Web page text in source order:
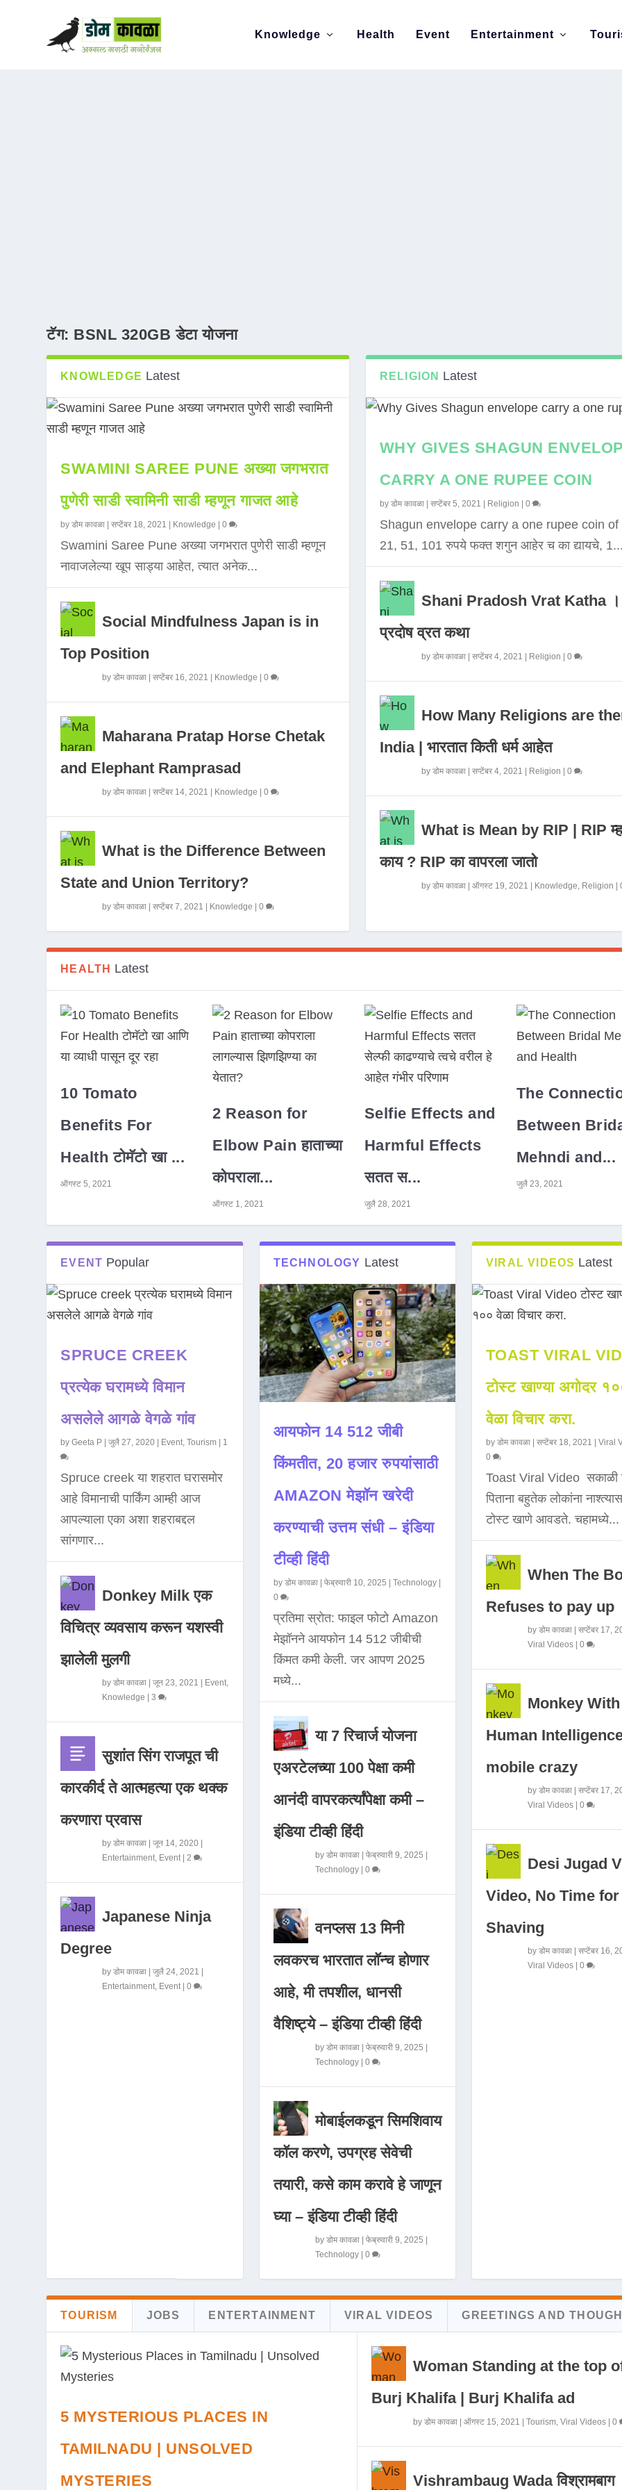
Knowledge Health Event Entertainment
टॅग: BSNL 320GB डेटा योजना
KNOWLEDGE Latest
SWAMINI SAREE PUNE अख्या जगभरात
पुणेरी साडी स्वामिनी साडी म्हणून गाजत आहे
byडोम कावळा |सप्टेंबर 18, 2021 Knowledge |0
Swamini Saree Pune अख्या जगभरात पुणेरी साडी म्हणून
नावाजलेल्या खूप साड्या आहेत, त्यात अनेक...
Social Mindfulness Japan is in
Top Position
byडोम कावळा |सप्टेंबर 16, 2021 Knowledge |0
Maharana Pratap Horse Chetak
and Elephant Ramprasad
byडोम कावळा |सप्टेंबर 14, 2021 Knowledge |0
What is the Difference Between
State and Union Territory?
byडोम कावळा |सप्टेंबर 7, 2021 Knowledge |0
RELIGION Latest
WHY GIVES SHAGUN
CARRY A ONE RUPEE COIN
by डोम कावळा| सप्टेंबर 5, 2021 Religion 0
Shagun envelope carry a one rupee coin of
21, 51, 101 रुपये फक्त शगुन आहेर च का द्यायचे, 1...
Shani Pradosh Vrat Katha ।
प्रदोष व्रत कथा
by डोम कावळा| सप्टेंबर 4, 2021 Religion 0
How Many Religions are
India | भारतात किती धर्म आहेत
by डोम कावळा| सप्टेंबर 4, 2021 Religion 0
What is Mean by RIP | RIP
काय ? RIP का वापरला जातो
by डोम कावळा| ऑगस्ट 19, 2021 Knowledge, Religion
HEALTH Latest
10 Tomato
Benefits For
Health टोमॅटो खा ...
ऑगस्ट 5, 2021
2 Reason for
Elbow Pain हाताच्या
कोपराला...
ऑगस्ट 1, 2021
Selfie Effects and
Harmful Effects
सतत स...
जुलै 28, 2021
The
Between
Mehndi and...
जुलै 23, 2021
EVENT Popular
SPRUCE CREEK
प्रत्येक घरामध्ये विमान
असलेले आगळे वेगळे गांव
byGeeta P |जुलै 27, 2020 Event,Tourism 1
Spruce creek या शहरात घरासमोर
आहे विमानाची पार्किंग आम्ही आज
आपल्याला एका अशा शहराबद्दल
सांगणार...
Donkey Milk एक
विचित्र व्यवसाय करून यशस्वी
झालेली मुलगी
byडोम कावळा |जून 23, 2021 Event,
Knowledge |3
सुशांत सिंग राजपूत ची
कारकीर्द ते आत्महत्या एक थक्क
करणारा प्रवास
byडोम कावळा |जून 14, 2020
Entertainment, Event|2
Japanese Ninja
Degree
byडोम कावळा |जुलै 24, 2021
Entertainment, Event|0
TECHNOLOGY Latest
आयफोन 14 512 जीबी
किंमतीत, 20 हजार रुपयांसाठी
AMAZON मेझॉन खरेदी
करण्याची उत्तम संधी – इंडिया
टीव्ही हिंदी
by डोम कावळा| फेब्रुवारी 10, 2025 | Technology|
0
प्रतिमा स्रोत: फाइल फोटो Amazon
मेझॉनने आयफोन 14 512 जीबीची
किंमत कमी केली. जर आपण 2025
मध्ये...
या 7 रिचार्ज योजना
एअरटेलच्या 100 पेक्षा कमी
आनंदी वापरकर्त्यांपेक्षा कमी –
इंडिया टीव्ही हिंदी
by डोम कावळा| फेब्रुवारी 9, 2025 |
Technology| 0
वनप्लस 13 मिनी
लवकरच भारतात लॉन्च होणार
आहे, मी तपशील, धानसी
वैशिष्ट्ये – इंडिया टीव्ही हिंदी
by डोम कावळा| फेब्रुवारी 9, 2025 |
Technology| 0
मोबाईलकडून सिमशिवाय
कॉल करणे, उपग्रह सेवेची
तयारी, कसे काम करावे हे जाणून
घ्या – इंडिया टीव्ही हिंदी
by डोम कावळा| फेब्रुवारी 9, 2025 |
Technology| 0
VIRAL VIDEOS Latest
TOAST VIRAL
टोस्ट खाण्या अगोदर
वेळा विचार करा.
by डोम कावळा| सप्टेंबर 18, 2021 Viral
0
Toast Viral Video सकाळी
पिताना बहुतेक लोकांना
टोस्ट खाणे आवडते. चहामध्ये...
When The
Refuses to pay up
by डोम कावळा| सप्टेंबर 17,
Viral Videos| 0
Monkey With
Human
mobile crazy
by डोम कावळा| सप्टेंबर 17,
Viral Videos| 0
Desi Jugad
Video, No Time for
Shaving
by डोम कावळा| सप्टेंबर 16,
Viral Videos| 0
TOURISM JOBS ENTERTAINMENT VIRAL VIDEOS GREETINGS AND
5 MYSTERIOUS PLACES IN
TAMILNADU | UNSOLVED
MYSTERIES
Woman Standing at the top
Burj Khalifa | Burj Khalifa ad
by डोम कावळा| ऑगस्ट 15, 2021 | Tourism, Viral Videos| 0
Vishrambaug Wada विश्रामबाग